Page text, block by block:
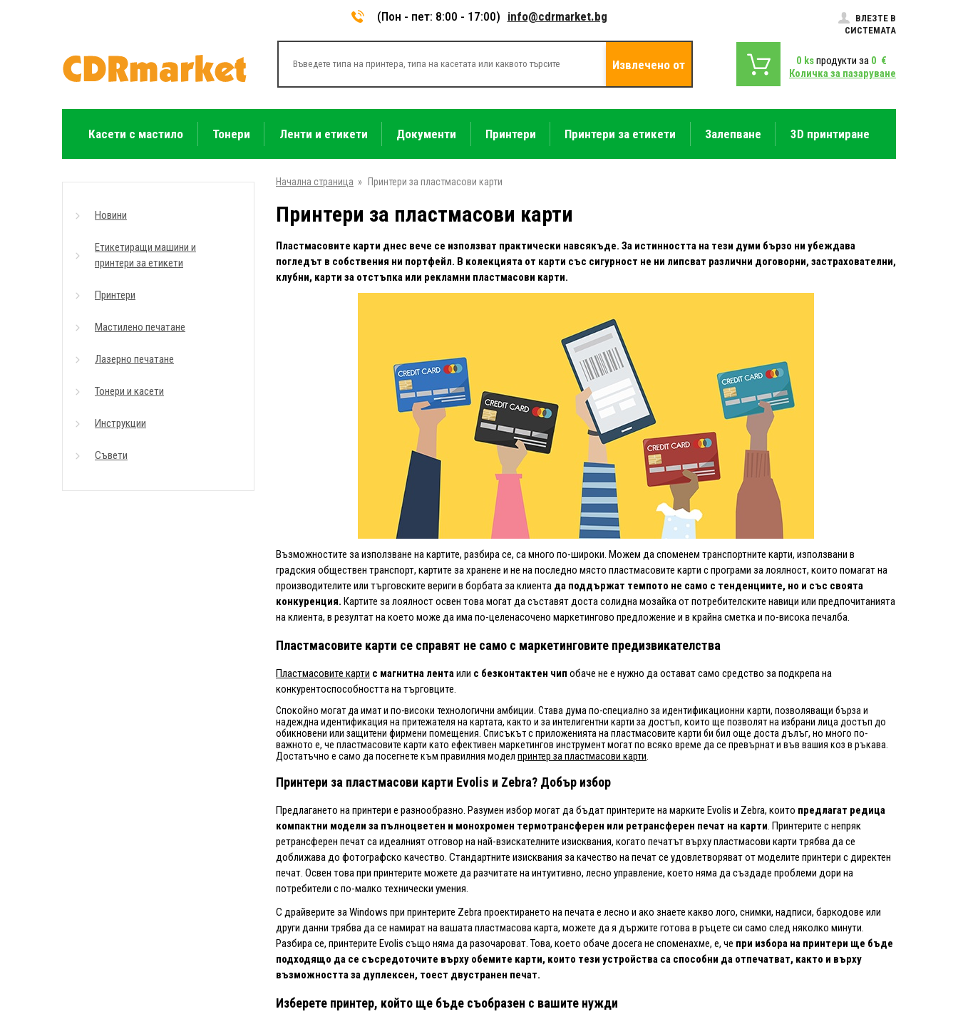
(Пон - пет: 8:00 - 17:00) info@cdrmarket.bg
ВЛЕЗТЕ В
СИСТЕМАТА
Извлечено от 0 ksпродукти за 0 €
Количка за пазаруване
Касети с мастило Тонери Ленти и етикети Документи Принтери Принтери за етикети Залепване 3D принтиране
Новини
Етикетиращи машини и
принтери за етикети
Принтери
Мастилено печатане
Лазерно печатане
Тонери и касети
Инструкции
Съвети
Начална страница » Принтери за пластмасови карти
Принтери за пластмасови карти
Пластмасовите карти днес вече се използват практически навсякъде. За истинността на тези думи бързо ни убеждава
погледът в собствения ни портфейл. В колекцията от карти със сигурност не ни липсват различни договорни, застрахователни,
клубни, карти за отстъпка или рекламни пластмасови карти.
Възможностите за използване на картите, разбира се, са много по-широки. Можем да споменем транспортните карти, използвани в
градския обществен транспорт, картите за хранене и не на последно място пластмасовите карти с програми за лоялност, които помагат на
производителите или търговските вериги в борбата за клиента да поддържат темпото не само с тенденциите, но и със своята
конкуренция. Картите за лоялност освен това могат да съставят доста солидна мозайка от потребителските навици или предпочитанията
на клиента, в резултат на което може да има по-целенасочено маркетингово предложение и в крайна сметка и по-висока печалба.
Пластмасовите карти се справят не само с маркетинговите предизвикателства
Пластмасовите карти с магнитна лентаили с безконтактен чип обаче не е нужно да остават само средство за подкрепа на
конкурентоспособността на търговците.
Спокойно могат да имат и по-високи технологични амбиции. Става дума по-специално за идентификационни карти, позволяващи бърза и
надеждна идентификация на притежателя на картата, както и за интелигентни карти за достъп, които ще позволят на избрани лица достъп до
обикновени или защитени фирмени помещения. Списъкът с приложенията на пластмасовите карти би бил още доста дълъг, но много по-
важното е, че пластмасовите карти като ефективен маркетингов инструмент могат по всяко време да се превърнат и във вашия коз в ръкава.
Достатъчно е само да посегнете към правилния модел принтер за пластмасови карти
Принтери за пластмасови карти Evolis и Zebra? Добър избор
Предлагането на принтери е разнообразно. Разумен избор могат да бъдат принтерите на марките Evolis и Zebra, които предлагат редица
компактни модели за пълноцветен и монохромен термотрансферен или ретрансферен печат на карти. Принтерите с непряк
ретрансферен печат са идеалният отговор на най-взискателните изисквания, когато печатът върху пластмасови карти трябва да се
доближава до фотографско качество. Стандартните изисквания за качество на печат се удовлетворяват от моделите принтери с директен
печат. Освен това при принтерите можете да разчитате на интуитивно, лесно управление, което няма да създаде проблеми дори на
потребители с по-малко технически умения.
С драйверите за Windows при принтерите Zebra проектирането на печата е лесно и ако знаете какво лого, снимки, надписи, баркодове или
други данни трябва да се намират на вашата пластмасова карта, можете да я държите готова в ръцете си само след няколко минути.
Разбира се, принтерите Evolis също няма да разочароват. Това, което обаче досега не споменахме, е, че при избора на принтери ще бъде
подходящо да се съсредоточите върху обемите карти, които тези устройства са способни да отпечатват, както и върху
възможността за дуплексен, тоест двустранен печат.
Изберете принтер, който ще бъде съобразен с вашите нужди